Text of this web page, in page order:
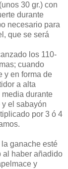
30 gr.) con
durante
necesario para
que se será
los 110-
cuando
y en forma de
a alta
durante
el sabayón
por 3 ó 4
ganache esté
al haber añadido
y